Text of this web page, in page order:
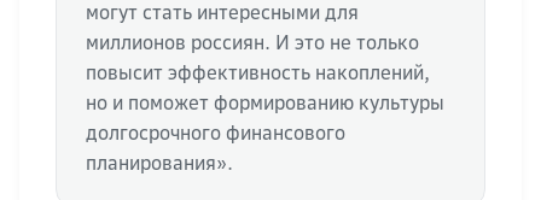
могут стать интересными для
миллионов россиян. И это не только
повысит эффективность накоплений,
но и поможет формированию культуры
долгосрочного финансового
планирования».